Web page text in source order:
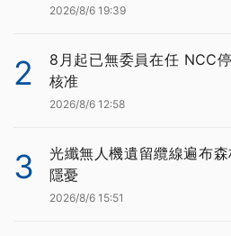
2026/8/6 19:39
2
8月起已無委員在任 NCC
核准
2026/8/6 12:58
3
光纖無人機遺留纜線遍布
隱憂
2026/8/6 15:51